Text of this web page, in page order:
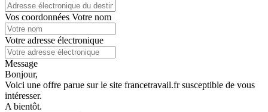
Vos coordonnées Votre nom
Votre adresse électronique
Message
Bonjour,
Voici une offre parue sur le site francetravail.fr susceptible de vous
intéresser.
A bientôt.